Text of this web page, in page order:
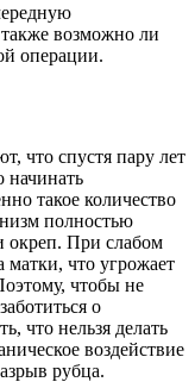
также возможно ли
операции.
что спустя пару лет
начинать
такое количество
полностью
окреп. При слабом
матки, что угрожает
чтобы не
о
что нельзя делать
воздействие
рубца.